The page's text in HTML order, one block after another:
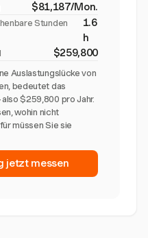
$81,187/Mon.
Stunden
1.6
h
$259,800
Auslastungslücke von
bedeutet das
$259,800 pro Jahr.
wohin nicht
müssen Sie sie
jetzt messen